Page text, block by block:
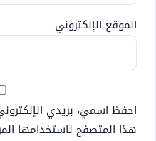
الموقع الإلكتروني
احفظ اسمي، بريدي
هذا المتصفح لاستخدامها